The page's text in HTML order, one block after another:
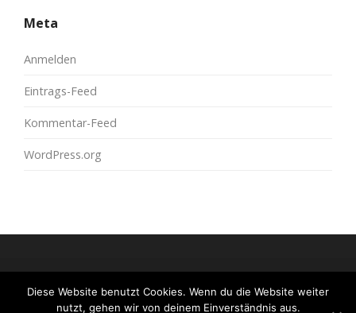
Meta
Anmelden
Eintrags-Feed
Kommentar-Feed
WordPress.org
© 2026moreconfettiAll Rights Reserved.
Diese Website benutzt Cookies. Wenn du die Website weiter
nutzt, gehen wir von deinem Einverständnis aus.